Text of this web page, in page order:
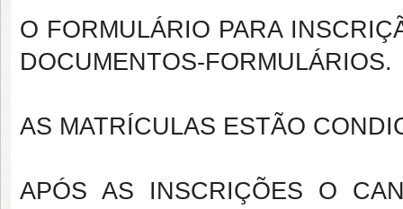
O FORMULÁRIO PARA
DOCUMENTOS-FORMULÁRIOS.
AS MATRÍCULAS ESTÃO
APÓS AS INSCRIÇÕES O